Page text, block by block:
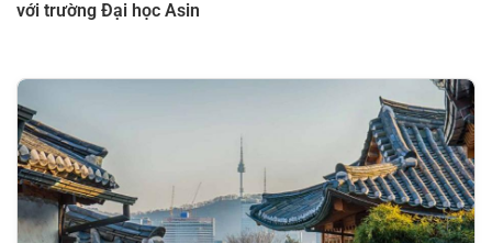
với trường Đại học Asin